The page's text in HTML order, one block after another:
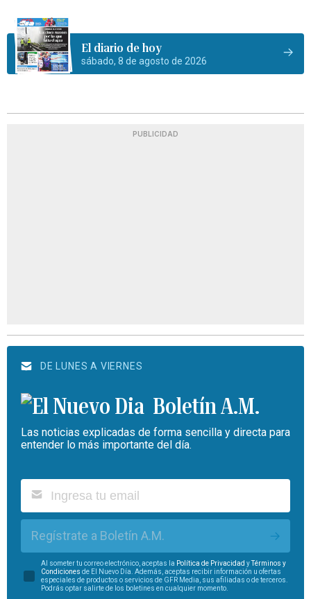
El diario de hoy
sábado, 8 de agosto de 2026
PUBLICIDAD
DE LUNES A VIERNES
Boletín A.M.
Las noticias explicadas de forma sencilla y directa para
entender lo más importante del día.
Regístrate a Boletín A.M.
Al someter tu correo electrónico, aceptas la Política de Privacidad y
Términos y
Condiciones de El Nuevo Día. Además, aceptas recibir información u ofertas
especiales de productos o servicios de GFR Media, sus afiliadas o de terceros.
Podrás optar salirte de los boletines en cualquier momento.